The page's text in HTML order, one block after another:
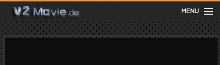
MENU
meist gesehen